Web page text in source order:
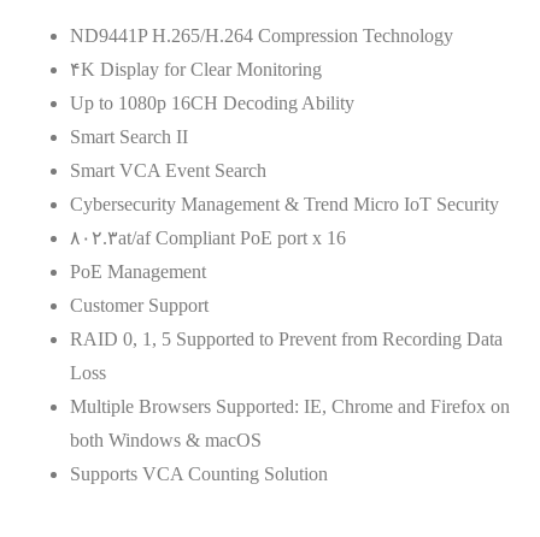
ND9441P H.265/H.264 Compression Technology
۴K Display for Clear Monitoring
Up to 1080p 16CH Decoding Ability
Smart Search II
Smart VCA Event Search
Cybersecurity Management & Trend Micro IoT Security
۸۰۲.۳at/af Compliant PoE port x 16
PoE Management
Customer Support
RAID 0, 1, 5 Supported to Prevent from Recording Data
Loss
Multiple Browsers Supported: IE, Chrome and Firefox on
both Windows & macOS
Supports VCA Counting Solution